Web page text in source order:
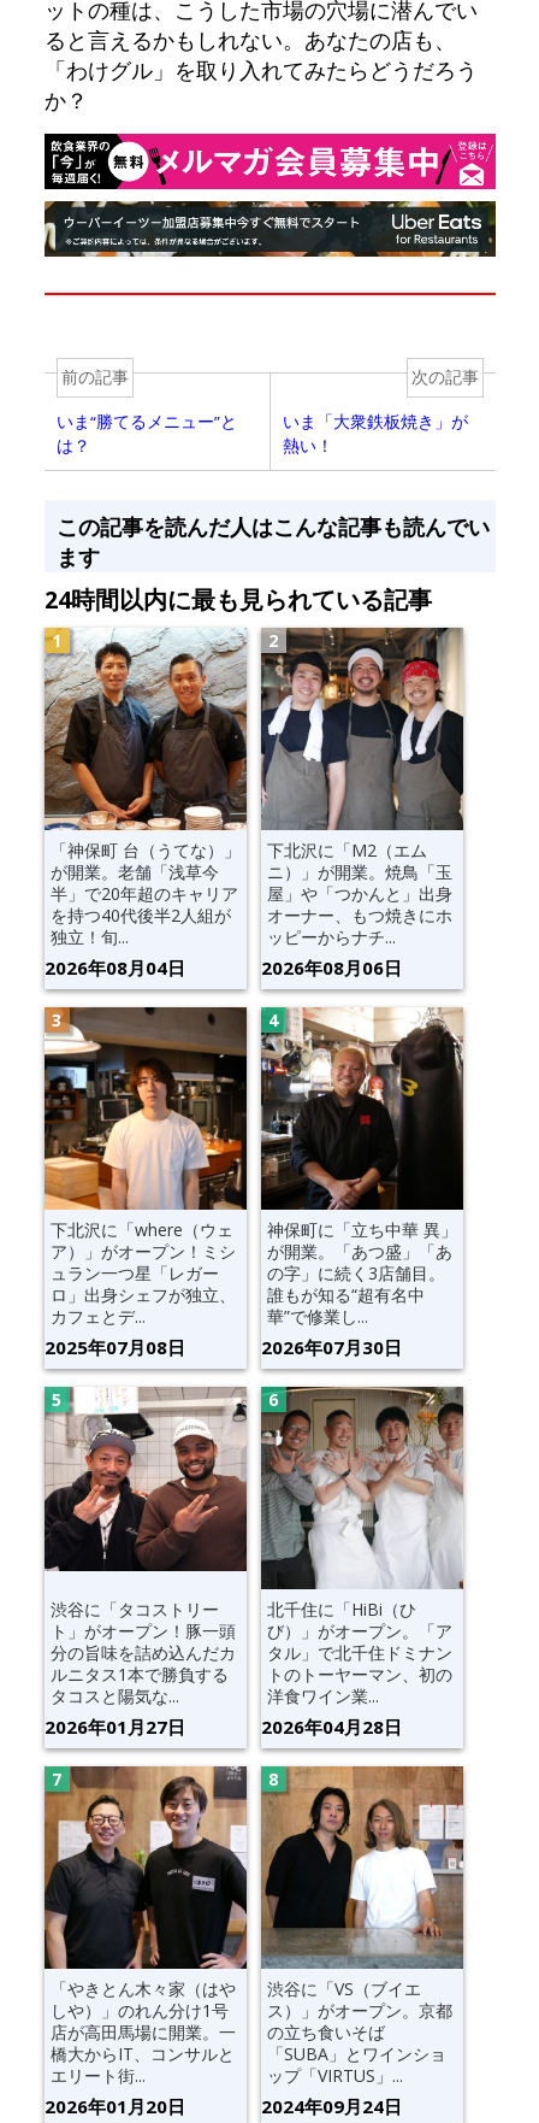
ットの種は、こうした市場の穴場に潜んでい
ると言えるかもしれない。あなたの店も、
「わけグル」を取り入れてみたらどうだろう
か？
前の記事
いま“勝てるメニュー”と
は？
次の記事
いま「大衆鉄板焼き」が
熱い！
この記事を読んだ人はこんな記事も読んでい
ます
24時間以内に最も見られている記事
「神保町 台（うてな）」
が開業。老舗「浅草今
半」で20年超のキャリア
を持つ40代後半2人組が
独立！旬...
2026年08月04日
下北沢に「M2（エム
ニ）」が開業。焼鳥「玉
屋」や「つかんと」出身
オーナー、もつ焼きにホ
ッピーからナチ...
2026年08月06日
下北沢に「where（ウェ
ア）」がオープン！ミシ
ュラン一つ星「レガー
ロ」出身シェフが独立、
カフェとデ...
2025年07月08日
神保町に「立ち中華 異」
が開業。「あつ盛」「あ
の字」に続く3店舗目。
誰もが知る“超有名中
華”で修業し...
2026年07月30日
渋谷に「タコストリー
ト」がオープン！豚一頭
分の旨味を詰め込んだカ
ルニタス1本で勝負する
タコスと陽気な...
2026年01月27日
北千住に「HiBi（ひ
び）」がオープン。「ア
タル」で北千住ドミナン
トのトーヤーマン、初の
洋食ワイン業...
2026年04月28日
「やきとん木々家（はや
しや）」のれん分け1号
店が高田馬場に開業。一
橋大からIT、コンサルと
エリート街...
2026年01月20日
渋谷に「VS（ブイエ
ス）」がオープン。京都
の立ち食いそば
「SUBA」とワインショ
ップ「VIRTUS」...
2024年09月24日